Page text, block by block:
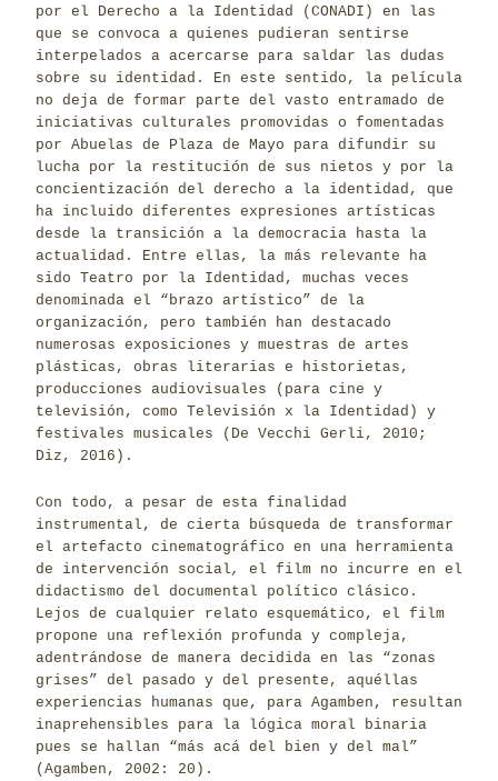
por el Derecho a la Identidad (CONADI) en las
que se convoca a quienes pudieran sentirse
interpelados a acercarse para saldar las dudas
sobre su identidad. En este sentido, la película
no deja de formar parte del vasto entramado de
iniciativas culturales promovidas o fomentadas
por Abuelas de Plaza de Mayo para difundir su
lucha por la restitución de sus nietos y por la
concientización del derecho a la identidad, que
ha incluido diferentes expresiones artísticas
desde la transición a la democracia hasta la
actualidad. Entre ellas, la más relevante ha
sido Teatro por la Identidad, muchas veces
denominada el “brazo artístico” de la
organización, pero también han destacado
numerosas exposiciones y muestras de artes
plásticas, obras literarias e historietas,
producciones audiovisuales (para cine y
televisión, como Televisión x la Identidad) y
festivales musicales (De Vecchi Gerli, 2010;
Diz, 2016).
Con todo, a pesar de esta finalidad
instrumental, de cierta búsqueda de transformar
el artefacto cinematográfico en una herramienta
de intervención social, el film no incurre en el
didactismo del documental político clásico.
Lejos de cualquier relato esquemático, el film
propone una reflexión profunda y compleja,
adentrándose de manera decidida en las “zonas
grises” del pasado y del presente, aquéllas
experiencias humanas que, para Agamben, resultan
inaprehensibles para la lógica moral binaria
pues se hallan “más acá del bien y del mal”
(Agamben, 2002: 20).